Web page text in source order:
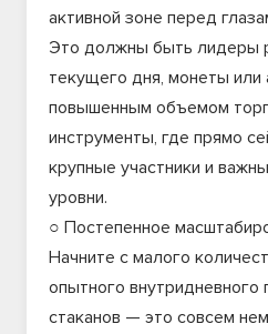
активной зоне перед
Это должны быть лидеры
текущего дня, монеты или
повышенным объемом
инструменты, где прямо
крупные участники и
уровни.
○ Постепенное
Начните с малого
опытного
стаканов — это совсем